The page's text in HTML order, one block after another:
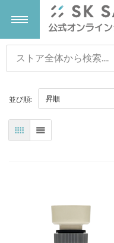
検索
温度計
すべての商品
デジタル温度計
アナログ温度計
温湿度計
すべての商品
デジタル温湿度計
気象計器
すべての商品
雨量計
タイマー
すべての商品
タイマー
SK-660PHシ
並び順:
表 リスト